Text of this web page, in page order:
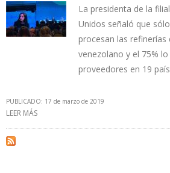
La presidenta de la
Unidos señaló que
procesan las
venezolano y el 75%
proveedores en 19
PUBLICADO: 17 de marzo de 2019
LEER MÁS